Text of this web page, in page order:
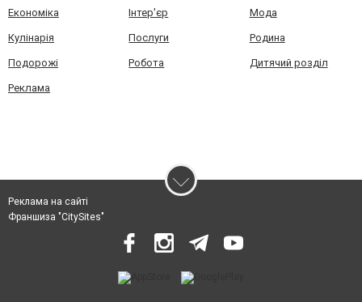
Економіка Інтер'єр Мода
Кулінарія Послуги Родина
Подорожі Робота Дитячий розділ
Реклама
Реклама на сайті
Франшиза "CitySites"